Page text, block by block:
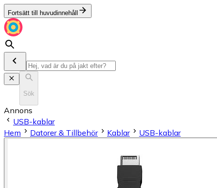
Fortsätt till huvudinnehåll
Sök
Annons
USB-kablar
Hem
Datorer & Tillbehör Kablar USB-kablar